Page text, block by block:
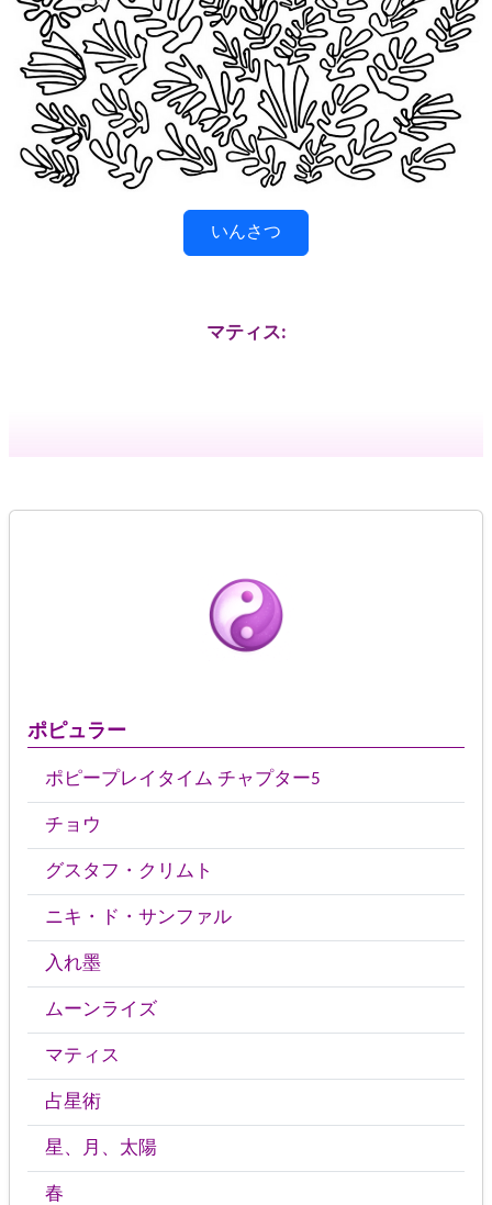
ポピュラー
ポピープレイタイム チャプター5
チョウ
グスタフ・クリムト
ニキ・ド・サンファル
入れ墨
ムーンライズ
マティス
占星術
星、月、太陽
春
いんさつ
マティス: